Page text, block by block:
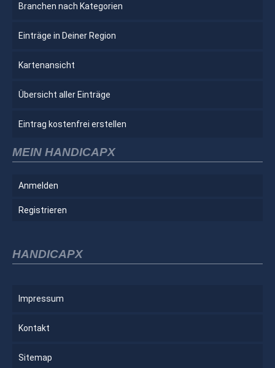
Branchen nach Kategorien
Einträge in Deiner Region
Kartenansicht
Übersicht aller Einträge
Eintrag kostenfrei erstellen
MEIN HANDICAPX
Anmelden
Registrieren
HANDICAPX
Impressum
Kontakt
Sitemap